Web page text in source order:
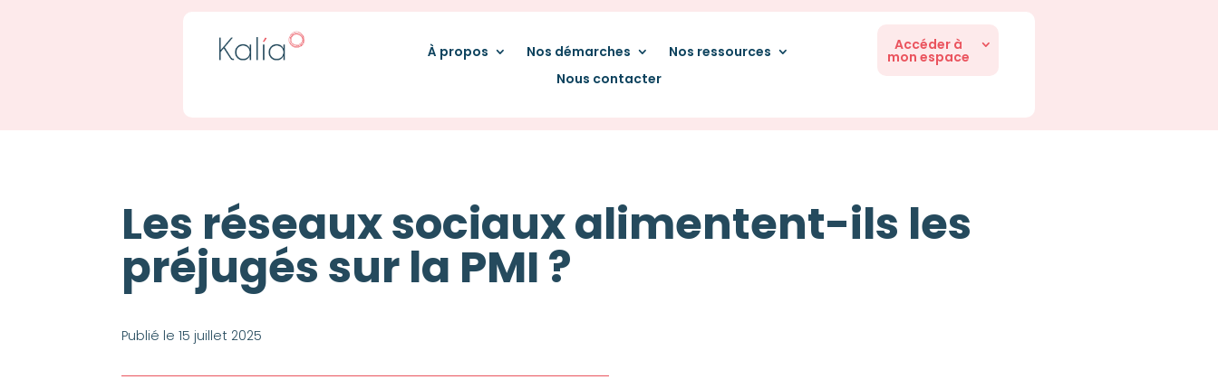
À propos Nos démarches
Nos ressources
Nous contacter
Accéder à
mon espace
Les réseaux sociaux alimentent-ils les
préjugés sur la PMI ?
Publié le 15 juillet 2025